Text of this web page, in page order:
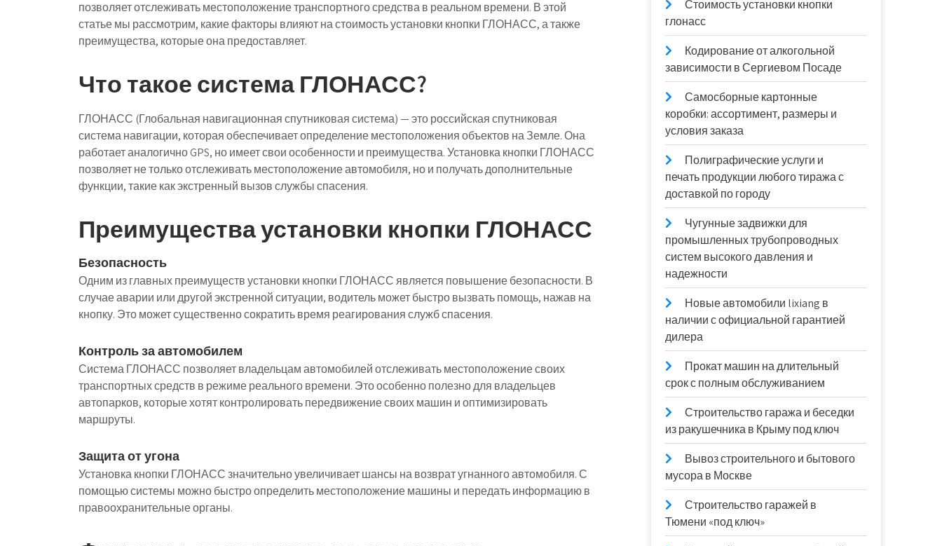
позволяет отслеживать местоположение транспортного средства в реальном времени. В этой
статье мы рассмотрим, какие факторы влияют на стоимость установки кнопки ГЛОНАСС, а также
преимущества, которые она предоставляет.
Что такое система ГЛОНАСС?
ГЛОНАСС (Глобальная навигационная спутниковая система) — это российская спутниковая
система навигации, которая обеспечивает определение местоположения объектов на Земле. Она
работает аналогично GPS, но имеет свои особенности и преимущества. Установка кнопки ГЛОНАСС
позволяет не только отслеживать местоположение автомобиля, но и получать дополнительные
функции, такие как экстренный вызов службы спасения.
Преимущества установки кнопки ГЛОНАСС
Безопасность
Одним из главных преимуществ установки кнопки ГЛОНАСС является повышение безопасности. В
случае аварии или другой экстренной ситуации, водитель может быстро вызвать помощь, нажав на
кнопку. Это может существенно сократить время реагирования служб спасения.
Контроль за автомобилем
Система ГЛОНАСС позволяет владельцам автомобилей отслеживать местоположение своих
транспортных средств в режиме реального времени. Это особенно полезно для владельцев
автопарков, которые хотят контролировать передвижение своих машин и оптимизировать
маршруты.
Защита от угона
Установка кнопки ГЛОНАСС значительно увеличивает шансы на возврат угнанного автомобиля. С
помощью системы можно быстро определить местоположение машины и передать информацию в
правоохранительные органы.
Стоимость установки кнопки
глонасс
Кодирование от алкогольной
зависимости в Сергиевом Посаде
Самосборные картонные
коробки: ассортимент, размеры и
условия заказа
Полиграфические услуги и
печать продукции любого тиража с
доставкой по городу
Чугунные задвижки для
промышленных трубопроводных
систем высокого давления и
надежности
Новые автомобили lixiang в
наличии с официальной гарантией
дилера
Прокат машин на длительный
срок с полным обслуживанием
Строительство гаража и беседки
из ракушечника в Крыму под ключ
Вывоз строительного и бытового
мусора в Москве
Строительство гаражей в
Тюмени «под ключ»